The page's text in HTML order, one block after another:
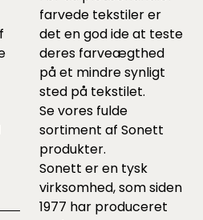
farvede tekstiler er
det en god ide at teste
deres farveægthed
på et mindre synligt
sted på tekstilet.
Se vores fulde
sortiment af Sonett
produkter.
Sonett er en tysk
virksomhed, som siden
1977 har produceret